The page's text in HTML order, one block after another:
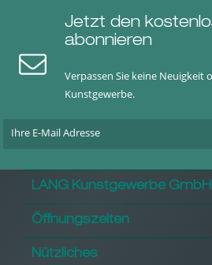
Jetzt den
abonnieren
Verpassen Sie keine Neuigkeit
Kunstgewerbe.
LANG Kunstgewerbe GmbH
Öffnungszeiten
Nützliches